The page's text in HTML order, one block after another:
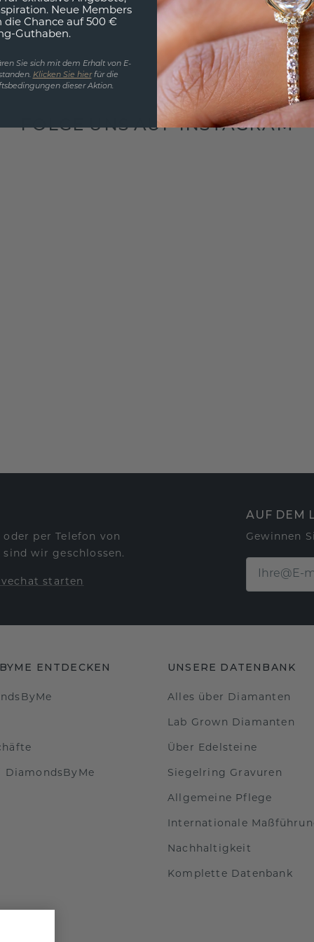
FOLGE UNS AUF INSTAGRAM
per Telefon von
wir geschlossen.
starten
AUF DEM
Gewinnen
ENTDECKEN
DiamondsByMe
UNSERE DATENBANK
Alles über Diamanten
Lab Grown Diamanten
Über Edelsteine
Siegelring Gravuren
Allgemeine Pflege
Internationale
Nachhaltigkeit
Komplette Datenbank
Neue Members
die Chance auf 500 €
Guthaben.
Sie sich mit dem Erhalt von E-
Klicken Sie hierfür die
dieser Aktion.